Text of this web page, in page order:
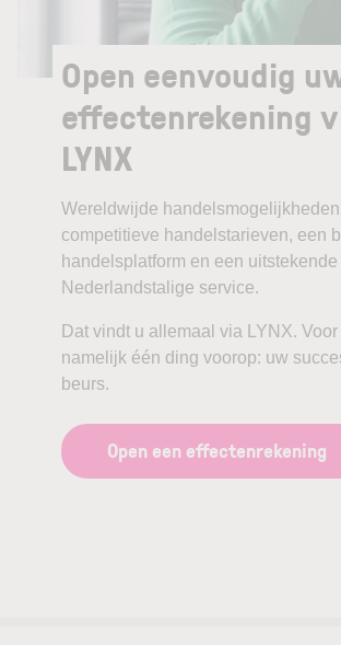
Open eenvoudig
effectenrekening
LYNX
Wereldwijde
competitieve handelstarieven, een
handelsplatform en een uitstekende
Nederlandstalige service.
Dat vindt u allemaal via LYNX.
namelijk één ding voorop: uw
beurs.
Open een effectenrekening